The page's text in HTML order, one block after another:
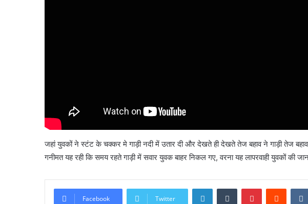
जहां युवकों ने स्टंट के चक्कर मे गाड़ी नदी में उतार दी और देखते ही देखते तेज बहाव ने गाड़ी तेज
गनीमत यह रही कि समय रहते गाड़ी में सवार युवक बाहर निकल गए, वरना यह लापरवाही युवकों की
Facebook Twitter
LinkedInTumblr PinterestReddit